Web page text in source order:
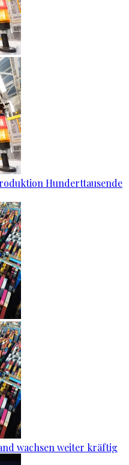
Hunderttausende
wachsen weiter kräftig